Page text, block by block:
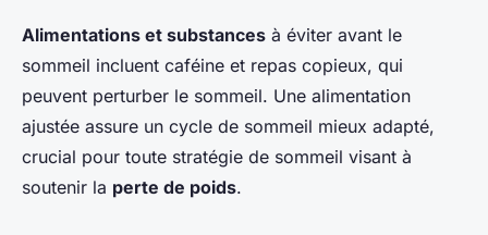
Alimentations et substances à éviter avant le
sommeil incluent caféine et repas copieux, qui
peuvent perturber le sommeil. Une alimentation
ajustée assure un cycle de sommeil mieux adapté,
crucial pour toute stratégie de sommeil visant à
soutenir la perte de poids.